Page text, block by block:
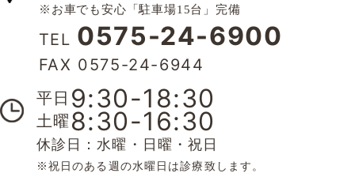
※お車でも安心「駐車場15台」完備
TEL 0575-24-6900
FAX 0575-24-6944
平日 9:30-18:30
土曜 8:30-16:30
休診日：水曜・日曜・祝日
※祝日のある週の水曜日は診療致します。